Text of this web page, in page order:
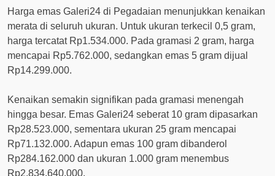
Harga emas Galeri24 di Pegadaian menunjukkan kenaikan
merata di seluruh ukuran. Untuk ukuran terkecil 0,5 gram,
harga tercatat Rp1.534.000. Pada gramasi 2 gram, harga
mencapai Rp5.762.000, sedangkan emas 5 gram dijual
Rp14.299.000.
Kenaikan semakin signifikan pada gramasi menengah
hingga besar. Emas Galeri24 seberat 10 gram dipasarkan
Rp28.523.000, sementara ukuran 25 gram mencapai
Rp71.132.000. Adapun emas 100 gram dibanderol
Rp284.162.000 dan ukuran 1.000 gram menembus
Rp2.834.640.000.